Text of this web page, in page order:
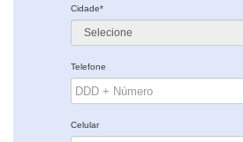
Cidade*
Telefone
Celular